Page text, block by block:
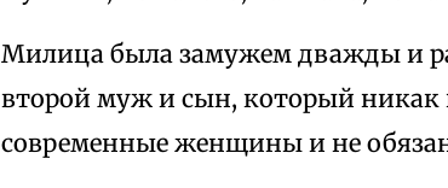
Милица была замужем дважды и
второй муж и сын, который никак
современные женщины и не